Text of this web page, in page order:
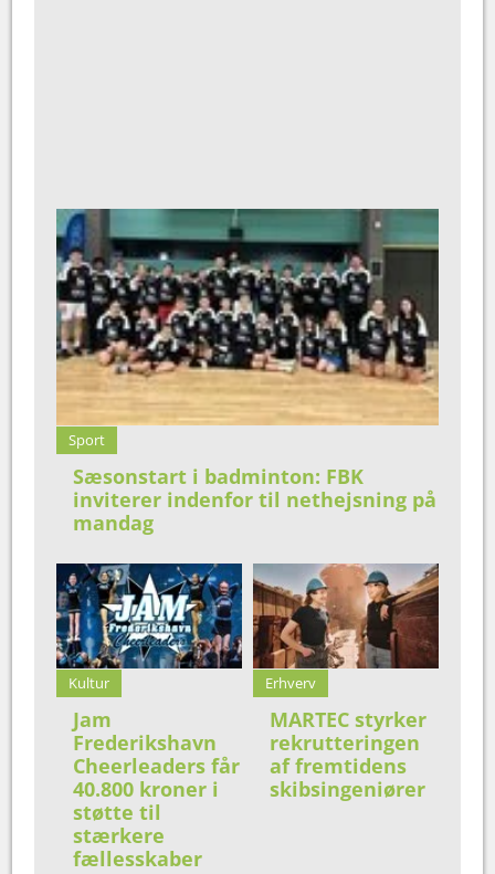
Sport
Sæsonstart i badminton: FBK
inviterer indenfor til nethejsning på
mandag
Kultur
Jam
Frederikshavn
Cheerleaders får
40.800 kroner i
støtte til
stærkere
fællesskaber
Erhverv
MARTEC styrker
rekrutteringen
af fremtidens
skibsingeniører